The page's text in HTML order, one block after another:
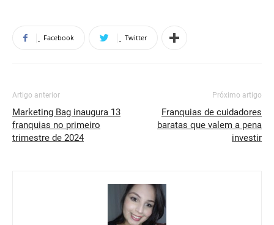
Facebook Twitter
Artigo anterior
Marketing Bag inaugura 13
franquias no primeiro
trimestre de 2024
Próximo artigo
Franquias de cuidadores
baratas que valem a pena
investir